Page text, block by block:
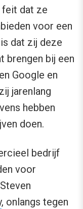
feit dat ze
voor een
dat zij deze
brengen bij een
Google en
jarenlang
hebben
doen.
bedrijf
voor
, onlangs tegen